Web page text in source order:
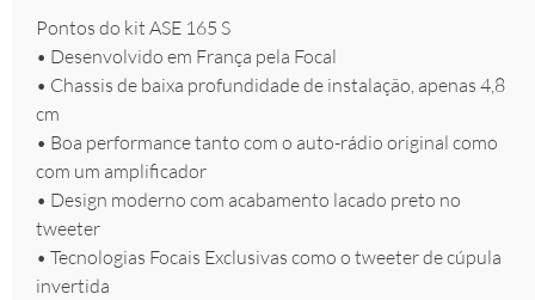
Pontos do kit ASE 165 S
• Desenvolvido em França pela Focal
• Chassis de baixa profundidade de instalação, apenas 4,8
cm
• Boa performance tanto com o auto-rádio original como
com um amplificador
• Design moderno com acabamento lacado preto no
tweeter
• Tecnologias Focais Exclusivas como o tweeter de cúpula
invertida